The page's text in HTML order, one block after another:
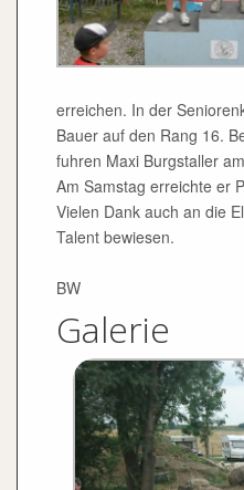
erreichen. In der
Bauer auf den Rang 16.
fuhren Maxi Burgstaller
Am Samstag erreichte er
Vielen Dank auch an die
Talent bewiesen.
BW
Galerie